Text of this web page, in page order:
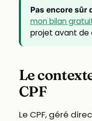
Pas encore sûr
mon bilan
projet avant de
Le
CPF
Le CPF, géré